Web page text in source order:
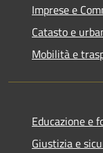
Imprese e
Catasto e
Mobilità e
Educazione e
Giustizia e